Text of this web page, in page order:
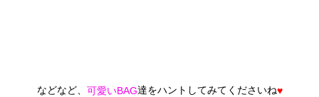
などなど、 可愛いBAG達をハントしてみてくださいね♥